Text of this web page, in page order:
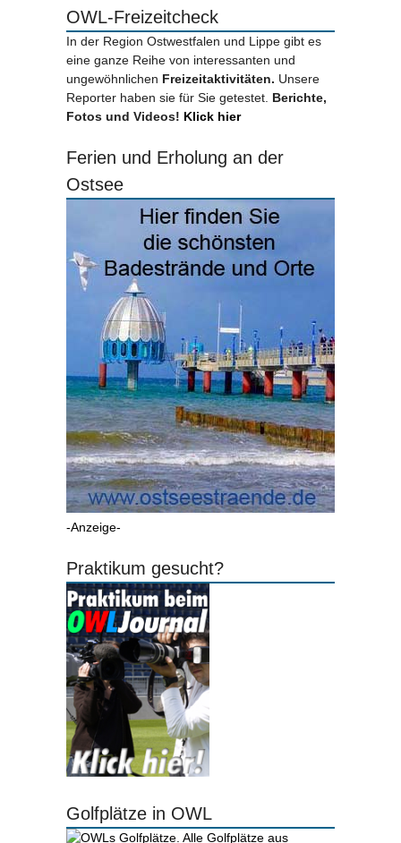
OWL-Freizeitcheck
In der Region Ostwestfalen und Lippe gibt es
eine ganze Reihe von interessanten und
ungewöhnlichen Freizeitaktivitäten. Unsere
Reporter haben sie für Sie getestet. Berichte,
Fotos und Videos! Klick hier
Ferien und Erholung an der
Ostsee
-Anzeige-
Praktikum gesucht?
Golfplätze in OWL